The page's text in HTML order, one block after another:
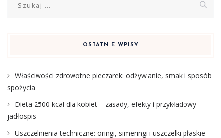
OSTATNIE WPISY
Właściwości zdrowotne pieczarek: odżywianie, smak i sposób
spożycia
Dieta 2500 kcal dla kobiet – zasady, efekty i przykładowy
jadłospis
Uszczelnienia techniczne: oringi, simeringi i uszczelki płaskie